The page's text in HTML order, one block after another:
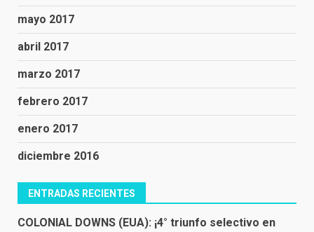
mayo 2017
abril 2017
marzo 2017
febrero 2017
enero 2017
diciembre 2016
ENTRADAS RECIENTES
COLONIAL DOWNS (EUA): ¡4° triunfo selectivo en